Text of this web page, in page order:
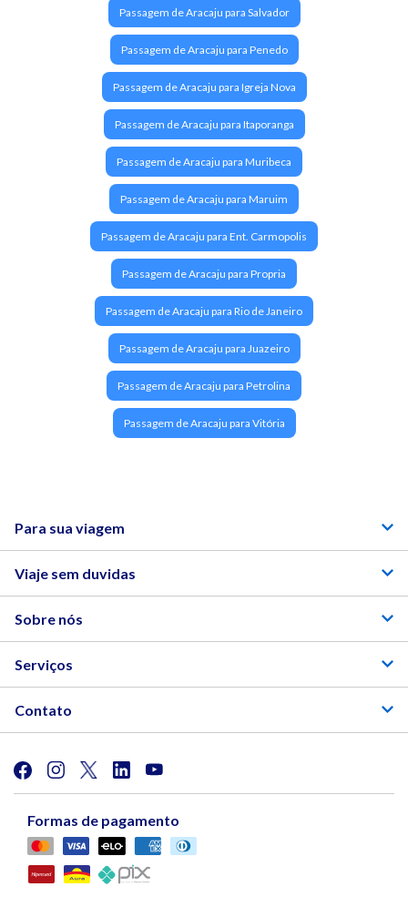
Passagem de Aracaju para Salvador
Passagem de Aracaju para Penedo
Passagem de Aracaju para Igreja Nova
Passagem de Aracaju para Itaporanga
Passagem de Aracaju para Muribeca
Passagem de Aracaju para Maruim
Passagem de Aracaju para Ent. Carmopolis
Passagem de Aracaju para Propria
Passagem de Aracaju para Rio de Janeiro
Passagem de Aracaju para Juazeiro
Passagem de Aracaju para Petrolina
Passagem de Aracaju para Vitória
Para sua viagem
Viaje sem duvidas
Sobre nós
Serviços
Contato
Formas de pagamento